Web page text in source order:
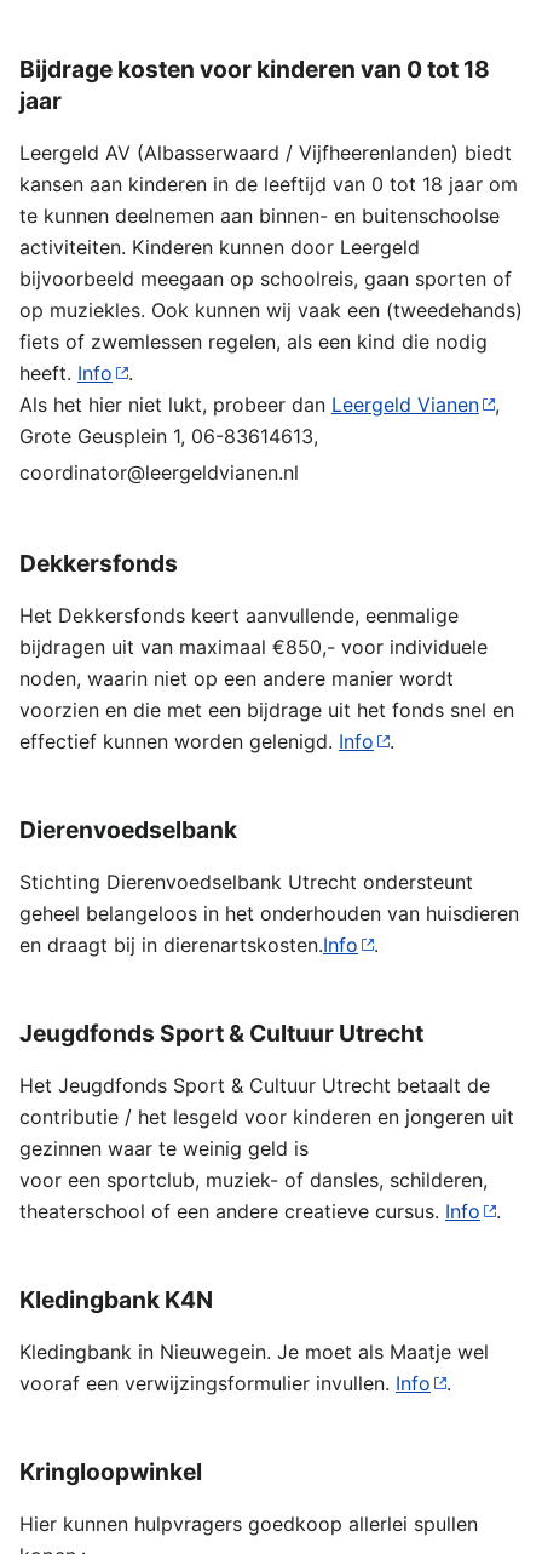
Bijdrage kosten voor kinderen van 0 tot 18
jaar
Leergeld AV (Albasserwaard / Vijfheerenlanden) biedt
kansen aan kinderen in de leeftijd van 0 tot 18 jaar om
te kunnen deelnemen aan binnen- en buitenschoolse
activiteiten. Kinderen kunnen door Leergeld
bijvoorbeeld meegaan op schoolreis, gaan sporten of
op muziekles. Ook kunnen wij vaak een (tweedehands)
fiets of zwemlessen regelen, als een kind die nodig
heeft. Info
.
Als het hier niet lukt, probeer dan Leergeld Vianen
,
Grote Geusplein 1, 06-83614613,
coordinator@leergeldvianen.nl
Dekkersfonds
Het Dekkersfonds keert aanvullende, eenmalige
bijdragen uit van maximaal €850,- voor individuele
noden, waarin niet op een andere manier wordt
voorzien en die met een bijdrage uit het fonds snel en
effectief kunnen worden gelenigd. Info .
Dierenvoedselbank
Stichting Dierenvoedselbank Utrecht ondersteunt
geheel belangeloos in het onderhouden van huisdieren
en draagt bij in dierenartskosten.Info .
Jeugdfonds Sport & Cultuur Utrecht
Het Jeugdfonds Sport & Cultuur Utrecht betaalt de
contributie / het lesgeld voor kinderen en jongeren uit
gezinnen waar te weinig geld is
voor een sportclub, muziek- of dansles, schilderen,
theaterschool of een andere creatieve cursus. Info .
Kledingbank K4N
Kledingbank in Nieuwegein. Je moet als Maatje wel
vooraf een verwijzingsformulier invullen. Info .
Kringloopwinkel
Hier kunnen hulpvragers goedkoop allerlei spullen